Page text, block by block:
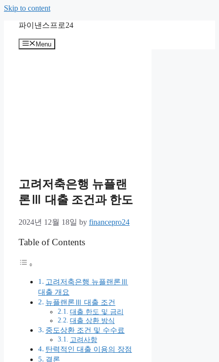
Skip to content
파이낸스프로24
Menu
고려저축은행 뉴플랜
론Ⅲ 대출 조건과 한도
2024년 12월 18일 by financepro24
Table of Contents
고려저축은행 뉴플랜론Ⅲ
대출 개요
뉴플랜론Ⅲ 대출 조건
대출 한도 및 금리
대출 상환 방식
중도상환 조건 및 수수료
고려사항
탄력적인 대출 이용의 장점
결론